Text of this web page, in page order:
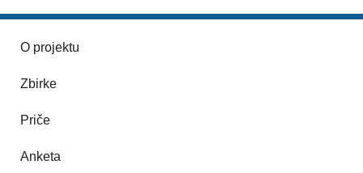
O projektu
Zbirke
Priče
Anketa